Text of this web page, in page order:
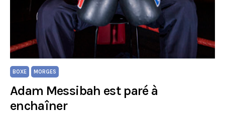
BOXE MORGES
Adam Messibah est paré à
enchaîner